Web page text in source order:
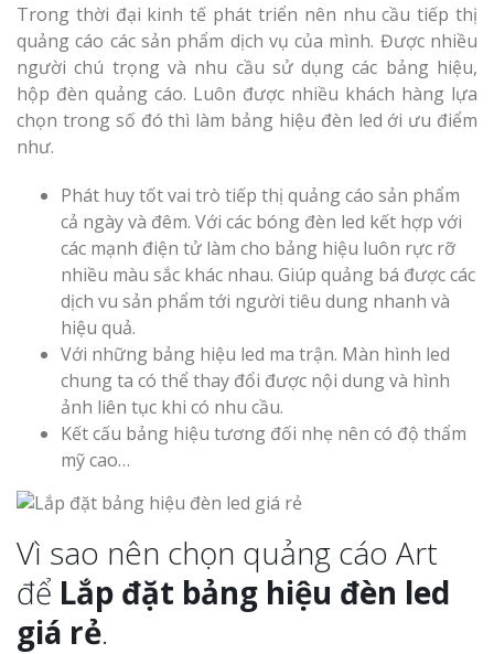
Trong thời đại kinh tế phát triển nên nhu cầu tiếp thị
quảng cáo các sản phẩm dịch vụ của mình. Được nhiều
người chú trọng và nhu cầu sử dụng các bảng hiệu,
hộp đèn quảng cáo. Luôn được nhiều khách hàng lựa
chọn trong số đó thì làm bảng hiệu đèn led ới ưu điểm
như.
Phát huy tốt vai trò tiếp thị quảng cáo sản phẩm
cả ngày và đêm. Với các bóng đèn led kết hợp với
các mạnh điện tử làm cho bảng hiệu luôn rực rỡ
nhiều màu sắc khác nhau. Giúp quảng bá được các
dịch vu sản phẩm tới người tiêu dung nhanh và
hiệu quả.
Với những bảng hiệu led ma trận. Màn hình led
chung ta có thể thay đổi được nội dung và hình
ảnh liên tục khi có nhu cầu.
Kết cấu bảng hiệu tương đối nhẹ nên có độ thẩm
mỹ cao…
Vì sao nên chọn quảng cáo Art
để Lắp đặt bảng hiệu đèn led
giá rẻ.